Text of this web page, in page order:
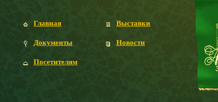
Главная
Документы
Посетителям
Выставки
Новости